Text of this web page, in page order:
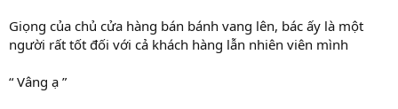
Giọng của chủ cửa hàng bán bánh vang lên, bác ấy là một
người rất tốt đối với cả khách hàng lẫn nhiên viên mình
“ Vâng ạ ”